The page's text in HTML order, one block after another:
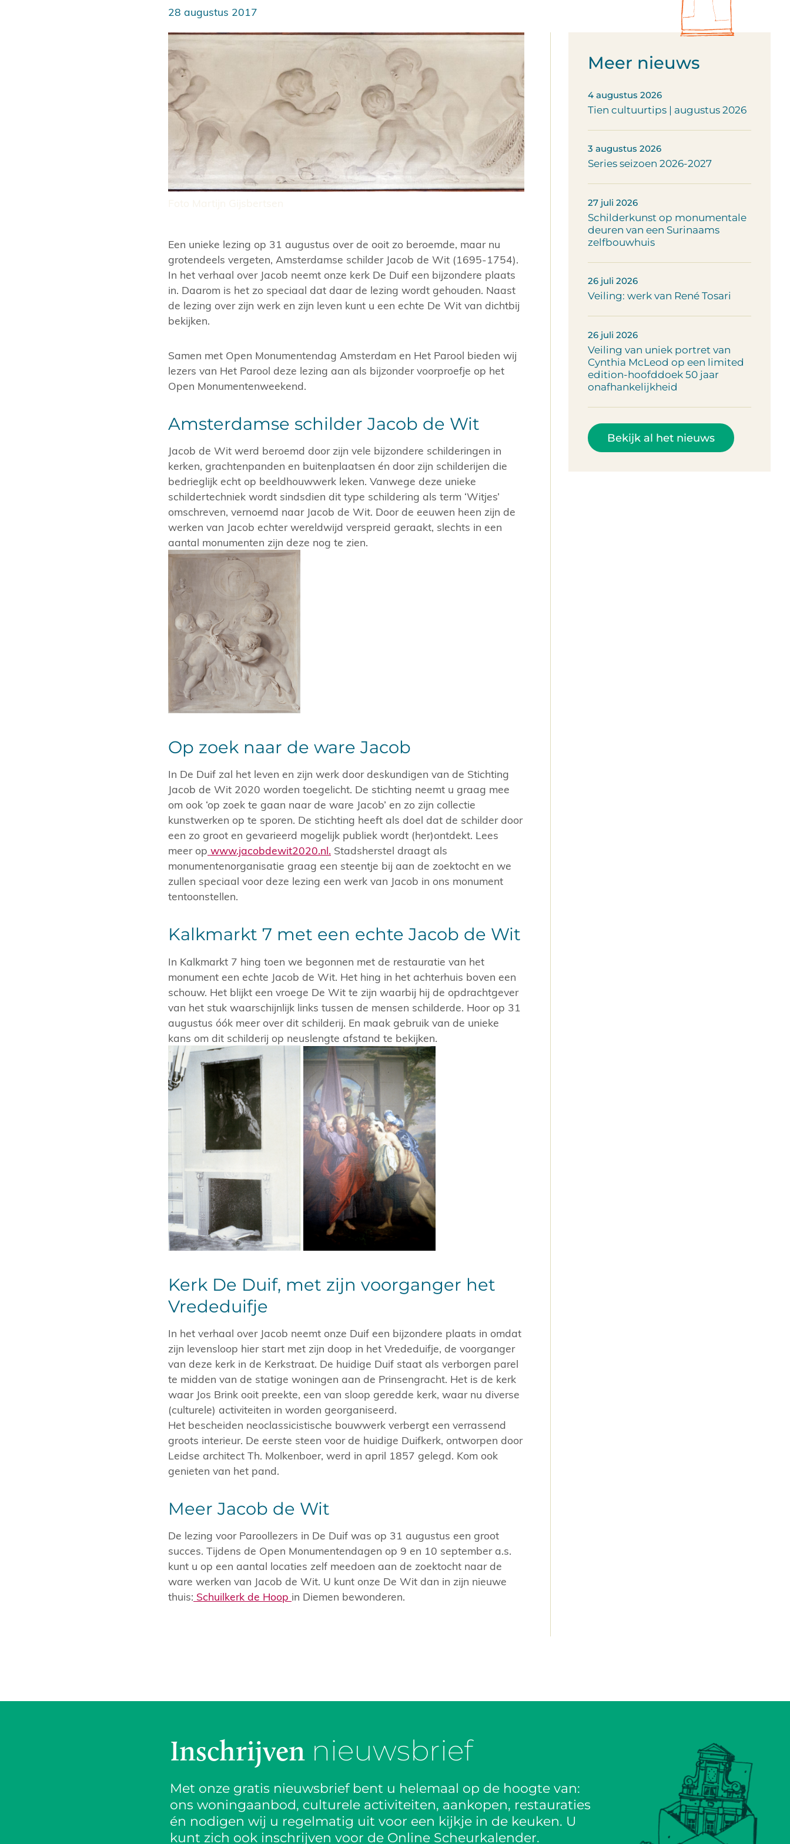
28 augustus 2017
Een unieke lezing op 31 augustus over de ooit zo beroemde, maar nu
grotendeels vergeten, Amsterdamse schilder Jacob de Wit (1695-1754).
In het verhaal over Jacob neemt onze kerk De Duif een bijzondere plaats
in. Daarom is het zo speciaal dat daar de lezing wordt gehouden. Naast
de lezing over zijn werk en zijn leven kunt u een echte De Wit van dichtbij
bekijken.
Samen met Open Monumentendag Amsterdam en Het Parool bieden wij
lezers van Het Parool deze lezing aan als bijzonder voorproefje op het
Open Monumentenweekend.
Amsterdamse schilder Jacob de Wit
Jacob de Wit werd beroemd door zijn vele bijzondere schilderingen in
kerken, grachtenpanden en buitenplaatsen én door zijn schilderijen die
bedrieglijk echt op beeldhouwwerk leken. Vanwege deze unieke
schildertechniek wordt sindsdien dit type schildering als term ‘Witjes’
omschreven, vernoemd naar Jacob de Wit. Door de eeuwen heen zijn de
werken van Jacob echter wereldwijd verspreid geraakt, slechts in een
aantal monumenten zijn deze nog te zien.
Op zoek naar de ware Jacob
In De Duif zal het leven en zijn werk door deskundigen van de Stichting
Jacob de Wit 2020 worden toegelicht. De stichting neemt u graag mee
om ook ‘op zoek te gaan naar de ware Jacob’ en zo zijn collectie
kunstwerken op te sporen. De stichting heeft als doel dat de schilder door
een zo groot en gevarieerd mogelijk publiek wordt (her)ontdekt. Lees
meer op www.jacobdewit2020.nl. Stadsherstel draagt als
monumentenorganisatie graag een steentje bij aan de zoektocht en we
zullen speciaal voor deze lezing een werk van Jacob in ons monument
tentoonstellen.
Kalkmarkt 7 met een echte Jacob de Wit
In Kalkmarkt 7 hing toen we begonnen met de restauratie van het
monument een echte Jacob de Wit. Het hing in het achterhuis boven een
schouw. Het blijkt een vroege De Wit te zijn waarbij hij de opdrachtgever
van het stuk waarschijnlijk links tussen de mensen schilderde. Hoor op 31
augustus óók meer over dit schilderij. En maak gebruik van de unieke
kans om dit schilderij op neuslengte afstand te bekijken.
Kerk De Duif, met zijn voorganger het
Vrededuifje
In het verhaal over Jacob neemt onze Duif een bijzondere plaats in omdat
zijn levensloop hier start met zijn doop in het Vrededuifje, de voorganger
van deze kerk in de Kerkstraat. De huidige Duif staat als verborgen parel
te midden van de statige woningen aan de Prinsengracht. Het is de kerk
waar Jos Brink ooit preekte, een van sloop geredde kerk, waar nu diverse
(culturele) activiteiten in worden georganiseerd.
Het bescheiden neoclassicistische bouwwerk verbergt een verrassend
groots interieur. De eerste steen voor de huidige Duifkerk, ontworpen door
Leidse architect Th. Molkenboer, werd in april 1857 gelegd. Kom ook
genieten van het pand.
Meer Jacob de Wit
De lezing voor Paroollezers in De Duif was op 31 augustus een groot
succes. Tijdens de Open Monumentendagen op 9 en 10 september a.s.
kunt u op een aantal locaties zelf meedoen aan de zoektocht naar de
ware werken van Jacob de Wit. U kunt onze De Wit dan in zijn nieuwe
thuis: Schuilkerk de Hoop in Diemen bewonderen.
Meer nieuws
4 augustus 2026
Tien cultuurtips | augustus 2026
3 augustus 2026
Series seizoen 2026-2027
27 juli 2026
Schilderkunst op monumentale
deuren van een Surinaams
zelfbouwhuis
26 juli 2026
Veiling: werk van René Tosari
26 juli 2026
Veiling van uniek portret van
Cynthia McLeod op een limited
edition-hoofddoek 50 jaar
onafhankelijkheid
Bekijk al het nieuws
Inschrijven nieuwsbrief
Met onze gratis nieuwsbrief bent u helemaal op de hoogte van:
ons woningaanbod, culturele activiteiten, aankopen, restauraties
én nodigen wij u regelmatig uit voor een kijkje in de keuken. U
kunt zich ook inschrijven voor de Online Scheurkalender.